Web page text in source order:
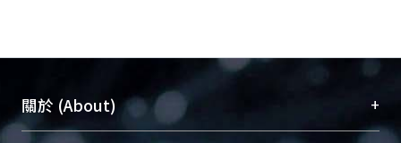
關於 (About) +